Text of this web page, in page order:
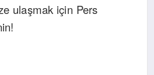
ulaşmak için Pers